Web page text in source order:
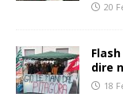
20
dire
18